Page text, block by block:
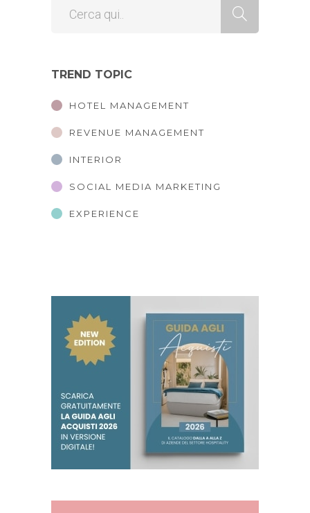
TREND TOPIC
HOTEL MANAGEMENT
REVENUE MANAGEMENT
INTERIOR
SOCIAL MEDIA MARKETING
EXPERIENCE